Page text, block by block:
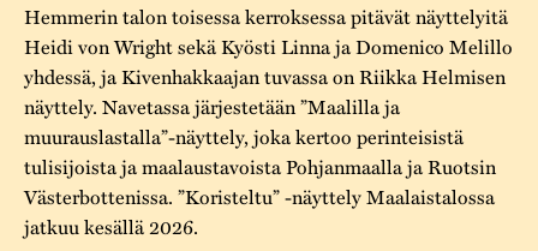
Hemmerin talon toisessa kerroksessa pitävät näyttelyitä
Heidi von Wright sekä Kyösti Linna ja Domenico Melillo
yhdessä, ja Kivenhakkaajan tuvassa on Riikka Helmisen
näyttely. Navetassa järjestetään ”Maalilla ja
muurauslastalla”-näyttely, joka kertoo perinteisistä
tulisijoista ja maalaustavoista Pohjanmaalla ja Ruotsin
Västerbottenissa. ”Koristeltu” -näyttely Maalaistalossa
jatkuu kesällä 2026.